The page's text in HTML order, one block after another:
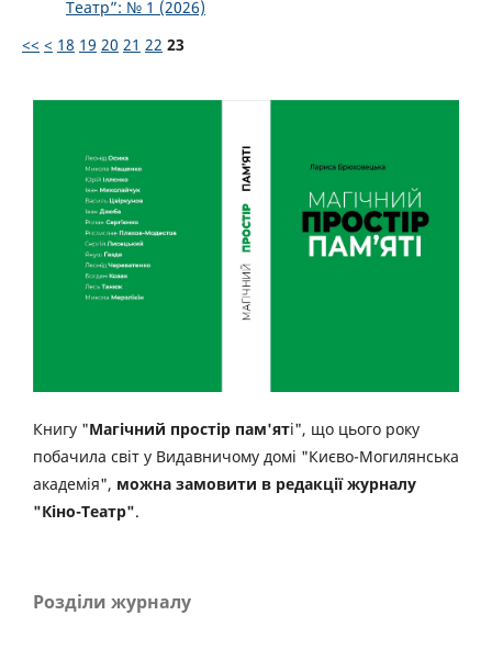
Театр”: № 1 (2026)
<< < 18 19 20 21 22 23
Книгу "Магічний простір пам'яті", що цього року
побачила світ у Видавничому домі "Києво-Могилянська
академія", можна замовити в редакції журналу
"Кіно-Театр".
Розділи журналу